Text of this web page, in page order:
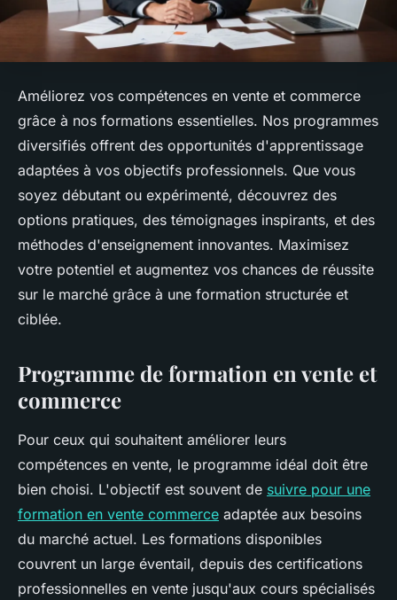
Améliorez vos compétences en vente et commerce
grâce à nos formations essentielles. Nos programmes
diversifiés offrent des opportunités d'apprentissage
adaptées à vos objectifs professionnels. Que vous
soyez débutant ou expérimenté, découvrez des
options pratiques, des témoignages inspirants, et des
méthodes d'enseignement innovantes. Maximisez
votre potentiel et augmentez vos chances de réussite
sur le marché grâce à une formation structurée et
ciblée.
Programme de formation en vente et
commerce
Pour ceux qui souhaitent améliorer leurs
compétences en vente, le programme idéal doit être
bien choisi. L'objectif est souvent de suivre pour une
formation en vente commerce adaptée aux besoins
du marché actuel. Les formations disponibles
couvrent un large éventail, depuis des certifications
professionnelles en vente jusqu'aux cours spécialisés